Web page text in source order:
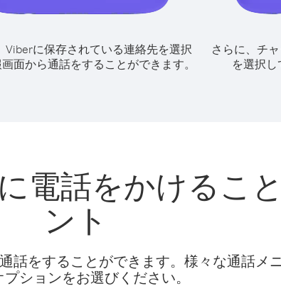
Viberに保存されている連絡先を選択
面から通話をすることができます。
さらに、チ
を選択し
電話をかけるこ
ント
話をすることができます。様々な通話メ
プションをお選びください。